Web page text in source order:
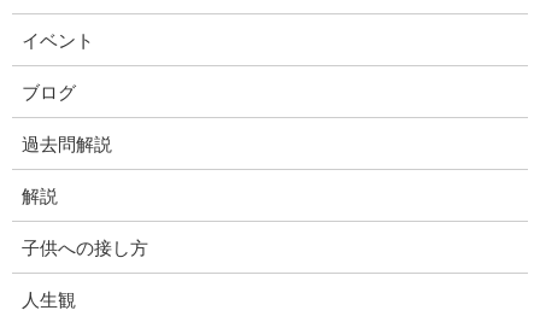
イベント
ブログ
過去問解説
解説
子供への接し方
人生観